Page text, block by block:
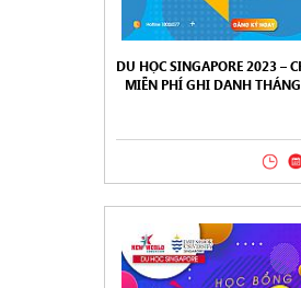
DU HỌC SINGAPORE 2023 –
MIỄN PHÍ GHI DANH